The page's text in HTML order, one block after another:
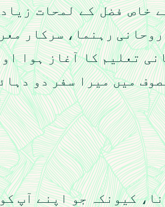
خاص فضل کے لمحات
روحانی رہنما، سرکار
تعلیم کا آغاز ہوا
میں میرا سفر دو
کیونکہ جو اپنے آپ